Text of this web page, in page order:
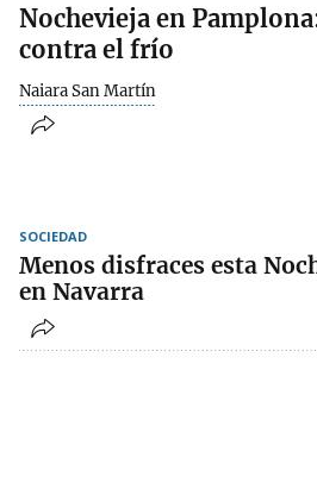
Nochevieja en
contra el frío
Naiara San Martín
SOCIEDAD
Menos disfraces esta
en Navarra